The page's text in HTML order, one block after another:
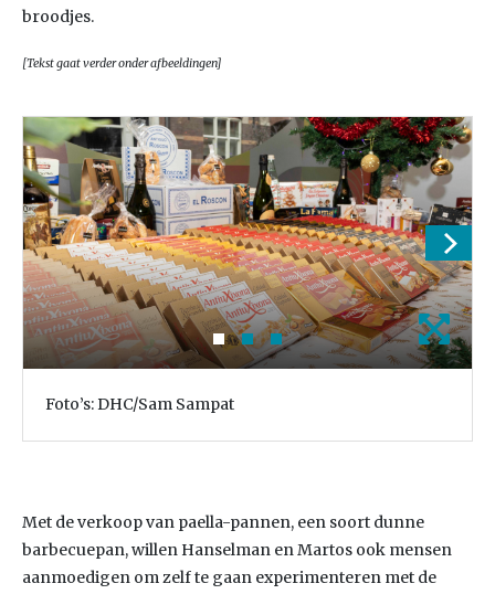
broodjes.
[Tekst gaat verder onder afbeeldingen]
Foto’s: DHC/Sam Sampat
Met de verkoop van paella-pannen, een soort dunne
barbecuepan, willen Hanselman en Martos ook mensen
aanmoedigen om zelf te gaan experimenteren met de